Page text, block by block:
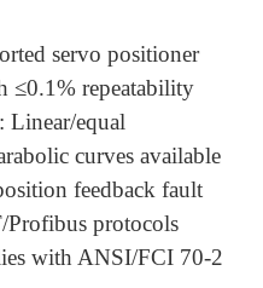
servo positioner
≤0.1% repeatability
Linear/equal
curves available
feedback fault
protocols
with ANSI/FCI 70-2